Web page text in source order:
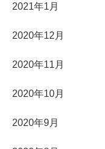
2021年1月
2020年12月
2020年11月
2020年10月
2020年9月